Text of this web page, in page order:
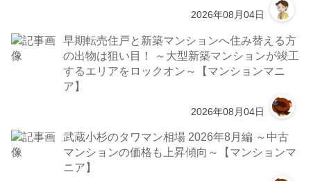
2026年08月04日
早期転売住戸と新築マンションへ住み替える方
の出物は狙い目！ ～大型新築マンションが竣工
するエリアをロックオン～【マンションマニ
ア】
2026年08月04日
武蔵小杉のタワマン相場 2026年8月編 ～中古
マンションの価格も上昇傾向～【マンションマ
ニア】